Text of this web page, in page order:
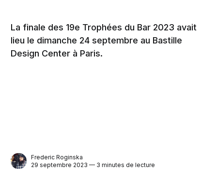
La finale des 19e Trophées du Bar 2023 avait
lieu le dimanche 24 septembre au Bastille
Design Center à Paris.
Frederic Roginska
29 septembre 2023 — 3 minutes de lecture